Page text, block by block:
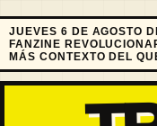
JUEVES 6 DE AGOSTO
FANZINE
MÁS CONTEXTO DEL